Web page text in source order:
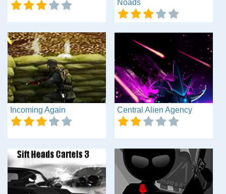
Noads
Incoming Again Central Alien Agency